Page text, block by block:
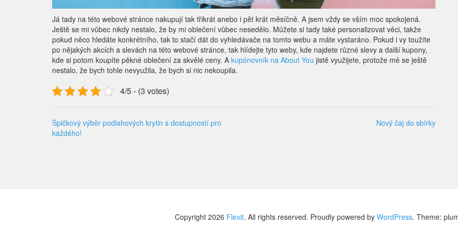
Já tady na této webové stránce nakupují tak třikrát anebo i pět krát měsíčně. A jsem vždy se vším moc spokojená.
Ještě se mi vůbec nikdy nestalo, že by mi oblečení vůbec nesedělo. Můžete si tady také personalizovat věci, takže
pokud něco hledáte konkrétního, tak to stačí dát do vyhledávače na tomto webu a máte vystaráno. Pokud i vy toužíte
po nějakých akcích a slevách na této webové stránce, tak hlídejte tyto weby, kde najdete různé slevy a další kupony,
kde si potom koupíte pěkné oblečení za skvělé ceny. A kupónovník na About You jistě využijete, protože mě se ještě
nestalo, že bych tohle nevyužila, že bych si nic nekoupila.
4/5 - (3 votes)
Špičkový výběr podlahových krytin s dostupností pro
každého!
Nový čaj do sbírky
Copyright 2026 Flexit. All rights reserved. Proudly powered by WordPress. Theme: